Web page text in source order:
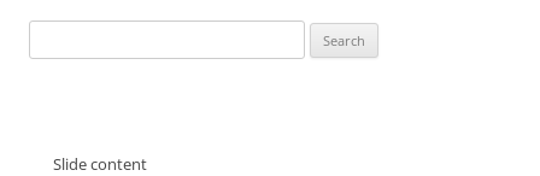
for:
Slide content